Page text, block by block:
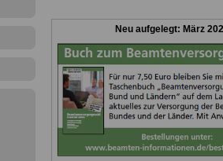
Neu aufgelegt: März